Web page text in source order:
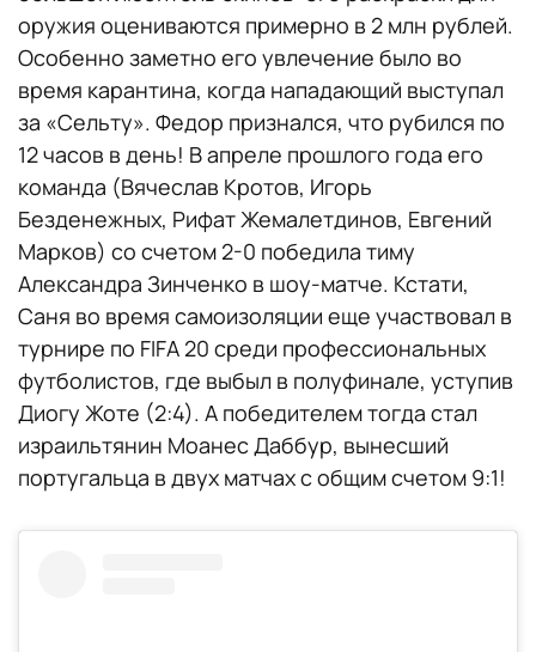
оружия оцениваются примерно в 2 млн рублей.
Особенно заметно его увлечение было во
время карантина, когда нападающий выступал
за «Сельту». Федор признался, что рубился по
12 часов в день! В апреле прошлого года его
команда (Вячеслав Кротов, Игорь
Безденежных, Рифат Жемалетдинов, Евгений
Марков) со счетом 2-0 победила тиму
Александра Зинченко в шоу‑матче. Кстати,
Саня во время самоизоляции еще участвовал в
турнире по FIFA 20 среди профессиональных
футболистов, где выбыл в полуфинале, уступив
Диогу Жоте (2:4). А победителем тогда стал
израильтянин Моанес Даббур, вынесший
португальца в двух матчах с общим счетом 9:1!